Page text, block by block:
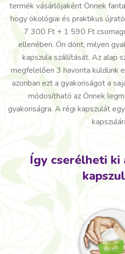
termék vásárlójaként Önnek
hogy ökológiai és praktikus
7 300 Ft + 1 590 Ft
ellenében. Ön dönt, milyen
kapszula szállítását. Az alap
megfelelően 3 havonta küldünk
azonban ezt a gyakoriságot a
módosítható az Önnek
gyakoriságra. A régi kapszulát
Így cserélheti